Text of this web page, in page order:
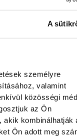
A
személyre
valamint
közösségi
az Ön
akik kombinálhatják
Ön adott meg